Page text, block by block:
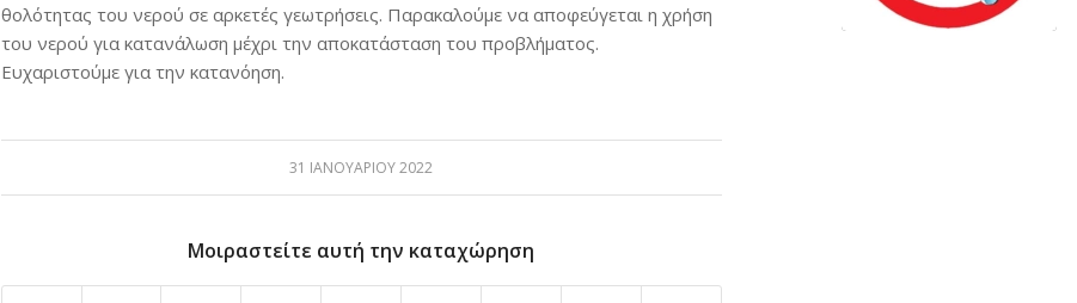
θολότητας του νερού σε αρκετές γεωτρήσεις. Παρακαλούμε να αποφεύγεται η χρήση
του νερού για κατανάλωση μέχρι την αποκατάσταση του προβλήματος.
Ευχαριστούμε για την κατανόηση.
31 ΙΑΝΟΥΑΡΊΟΥ 2022
Μοιραστείτε αυτή την καταχώρηση